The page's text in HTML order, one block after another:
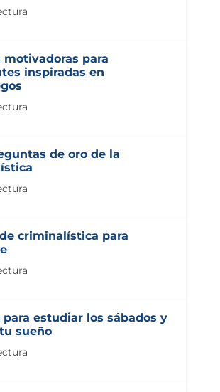
motivadoras para
inspiradas en
de oro de la
criminalística para
para estudiar los sábados y
sueño